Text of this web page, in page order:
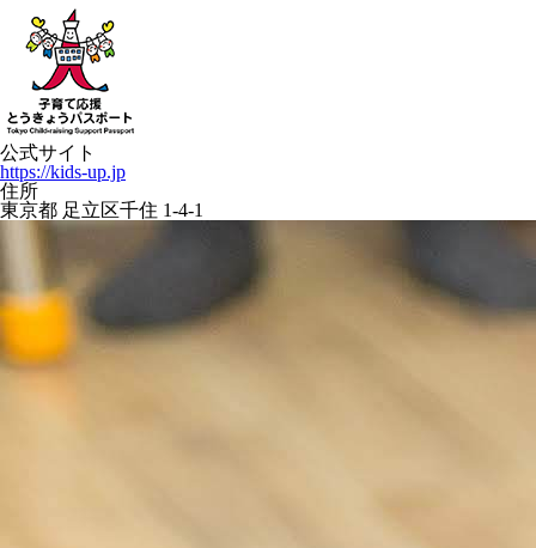
公式サイト
https://kids-up.jp
住所
東京都 足立区千住 1-4-1